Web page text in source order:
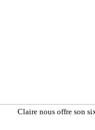
Claire nous offre son